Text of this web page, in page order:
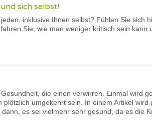
sich selbst!
inklusive Ihnen selbst? Fühlen Sie sich
Sie, wie man weniger kritisch sein kann
die einen verwirren. Einmal wird
umgekehrt sein. In einem Artikel wird
es sei vielmehr sehr gesund, da es die